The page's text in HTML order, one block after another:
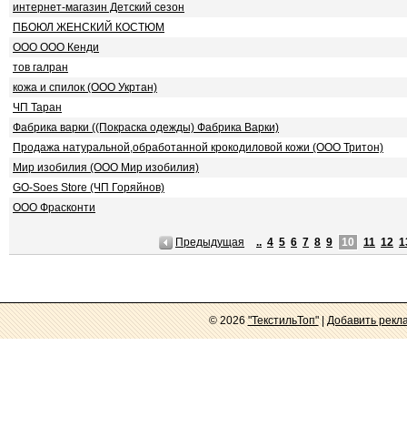
интернет-магазин Детский сезон
ПБОЮЛ ЖЕНСКИЙ КОСТЮМ
ООО ООО Кенди
тов галран
кожа и спилок (ООО Укртан)
ЧП Таран
Фабрика варки ((Покраска одежды) Фабрика Варки)
Продажа натуральной,обработанной крокодиловой кожи (ООО Тритон)
Мир изобилия (ООО Мир изобилия)
GO-Soes Store (ЧП Горяйнов)
ООО Фрасконти
Предыдущая .. 4 5 6 7 8 9 10 11 12
© 2026"ТекстильТоп"|Добавить